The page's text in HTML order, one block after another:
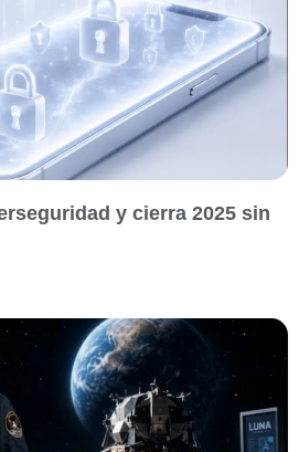
y cierra 2025 sin